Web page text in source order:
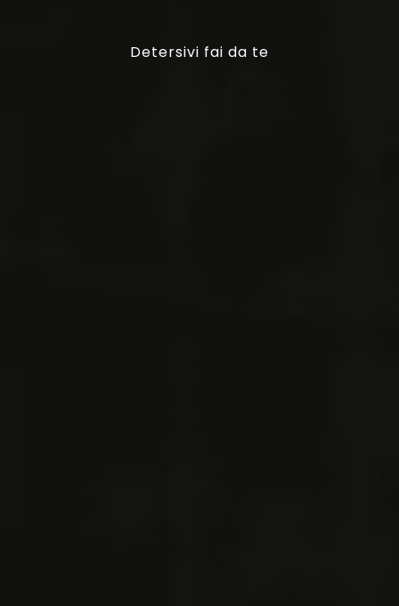
Detersivi fai da te